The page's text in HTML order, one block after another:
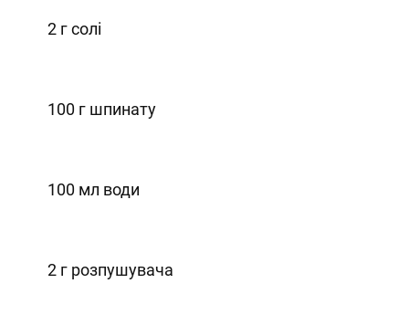
2 г солі
100 г шпинату
100 мл води
2 г розпушувача